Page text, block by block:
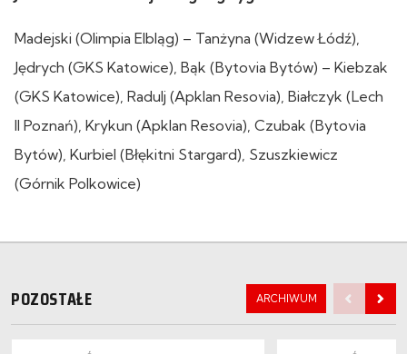
Madejski (Olimpia Elbląg) – Tanżyna (Widzew Łódź),
Jędrych (GKS Katowice), Bąk (Bytovia Bytów) – Kiebzak
(GKS Katowice), Radulj (Apklan Resovia), Białczyk (Lech
II Poznań), Krykun (Apklan Resovia), Czubak (Bytovia
Bytów), Kurbiel (Błękitni Stargard), Szuszkiewicz
(Górnik Polkowice)
POZOSTAŁE ARCHIWUM